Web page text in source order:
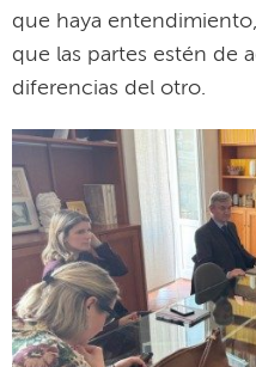
que haya
que las partes estén de
diferencias del otro.